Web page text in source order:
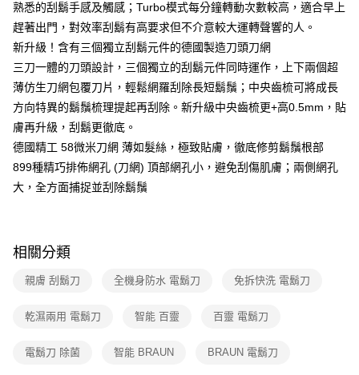
熟悉的刮鬍手感及觸感；Turbo模式每分鐘轉動次數較高，適合早上
趕著出門，對效率刮鬍有高要求但不介意較大運轉聲響的人。
新升級！含有三個獨立刮鬍元件的德國製造刀頭刀網
三刀一體的刀頭設計，三個獨立的刮鬍元件同時運作，上下兩個超
薄仿生刀網包覆刀片，輕鬆網羅刮除長短鬍鬚；中央齒梳可將成長
方向特異的鬍鬚梳理提起再刮除。新升級中央齒梳更+高0.5mm，貼
膚再升級，刮鬍更徹底。
德國精工 58微米刀網 薄如髮絲，極致貼膚，徹底修剪鬍鬚根部
899種精巧排佈網孔 (刀網) 頂部網孔小，避免刮傷肌膚；兩側網孔
大，全方面捕捉並刮除鬍鬚
相關分類
親膚 刮鬍刀 全機身防水 電鬍刀 免拆快洗 電鬍刀
乾濕兩用 電鬍刀 智能 百靈 百靈 電鬍刀
電鬍刀 除菌 智能 BRAUN BRAUN 電鬍刀